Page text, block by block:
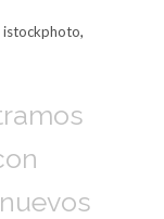
istockphoto,